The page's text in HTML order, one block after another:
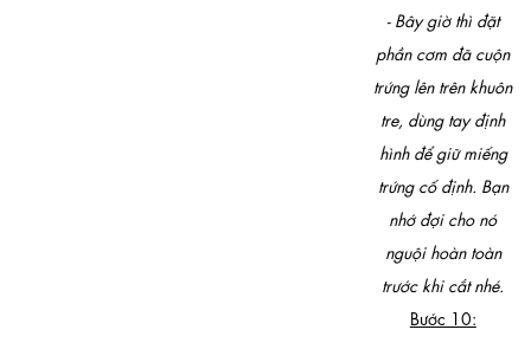
- Bây giờ thì đặt
phần cơm đã cuộn
trứng lên trên khuôn
tre, dùng tay định
hình để giữ miếng
trứng cố định. Bạn
nhớ đợi cho nó
nguội hoàn toàn
trước khi cắt nhé.
Bước 10: